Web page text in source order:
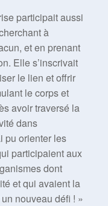
participait aussi
à
et en prenant
Elle s’inscrivait
le lien et offrir
le corps et
avoir traversé la
dans
pu orienter les
participaient aux
dont
et qui avaient la
nouveau défi ! »